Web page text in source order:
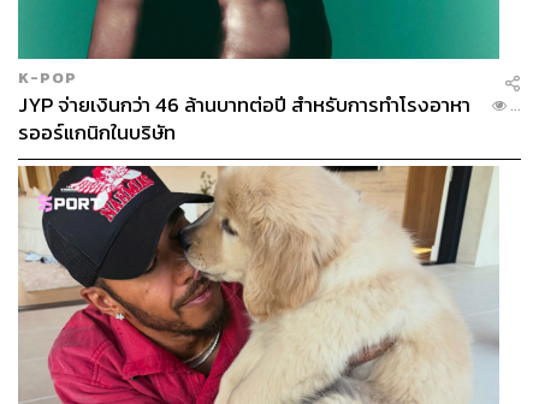
K-POP
JYP จ่ายเงินกว่า 46 ล้านบาทต่อปี สำหรับการทำโรงอาหา
รออร์แกนิกในบริษัท
...